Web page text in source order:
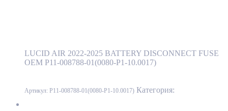
LUCID AIR 2022-2025 BATTERY DISCONNECT FUSE
OEM P11-008788-01(0080-P1-10.0017)
Артикул: P11-008788-01(0080-P1-10.0017) Категория: